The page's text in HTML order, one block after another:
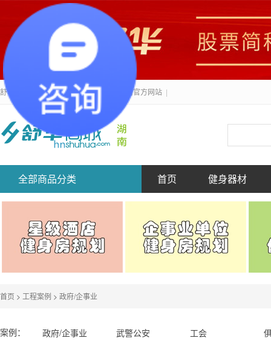
舒华健身器材-湖南舒力健身产业有限公司官方网站
全部商品分类 首页 健身器材
首页 > 工程案例 > 政府/企事业
案例： 政府/企事业 武警公安 工会